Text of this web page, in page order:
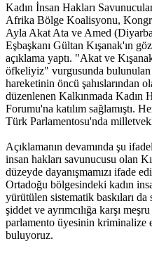
Kadın İnsan Hakları
Afrika Bölge Koalisyonu,
Ayla Akat Ata ve Amed
Eşbaşkanı Gültan Kışanak'ın
açıklama yaptı. "Akat ve
öfkeliyiz" vurgusunda bulunulan
hareketinin öncü şahıslarından
düzenlenen Kalkınmada
Forumu'na katılım sağlamıştı.
Türk Parlamentosu'nda
Açıklamanın devamında şu
insan hakları savunucusu olan
düzeyde dayanışmamızı ifade
Ortadoğu bölgesindeki kadın
yürütülen sistematik baskıları
şiddet ve ayrımcılığa karşı
parlamento üyesinin kriminalize
buluyoruz.